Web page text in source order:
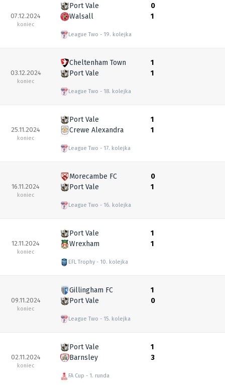
07.12.2024
koniec
Port Vale
Walsall
League Two 19. kolejka
0
1
03.12.2024
koniec
Cheltenham Town
Port Vale
League Two 18. kolejka
1
1
25.11.2024
koniec
Port Vale
Crewe Alexandra
League Two 17. kolejka
1
1
16.11.2024
koniec
Morecambe FC
Port Vale
League Two 16. kolejka
0
1
12.11.2024
koniec
Port Vale
Wrexham
EFL Trophy 10. kolejka
1
1
09.11.2024
koniec
Gillingham FC
Port Vale
League Two 15. kolejka
1
0
02.11.2024
koniec
Port Vale
Barnsley
FA Cup 1. runda
1
3